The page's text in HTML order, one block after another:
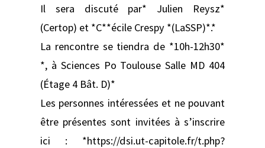
Il sera discuté par* Julien Reysz*
(Certop) et *C**écile Crespy *(LaSSP)*.*
La rencontre se tiendra de *10h-12h30*
*, à Sciences Po Toulouse Salle MD 404
(Étage 4 Bât. D)*
Les personnes intéressées et ne pouvant
être présentes sont invitées à s’inscrire
ici : *https://dsi.ut-capitole.fr/t.php?